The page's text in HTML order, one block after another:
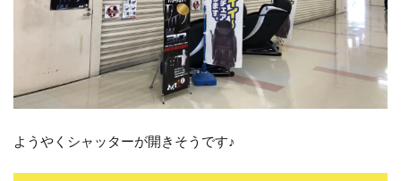
ようやくシャッターが開きそうです♪